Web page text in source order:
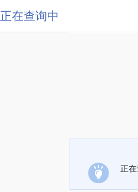
正在查询中
正